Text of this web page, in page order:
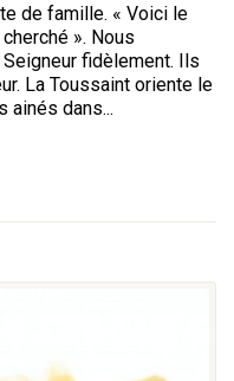
de famille. « Voici le
». Nous
fidèlement. Ils
La Toussaint oriente le
ainés dans...